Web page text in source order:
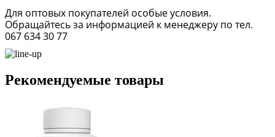
Для оптовых покупателей особые условия.
Обращайтесь за информацией к менеджеру по тел.
067 634 30 77
Рекомендуемые товары